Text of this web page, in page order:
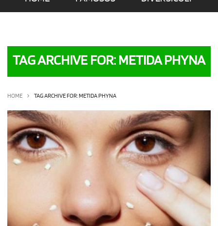
OLHA ISSO! EU QUERO!
TAG ARCHIVE FOR: METIDA PHYNA
HOME TAG ARCHIVE FOR: METIDA PHYNA